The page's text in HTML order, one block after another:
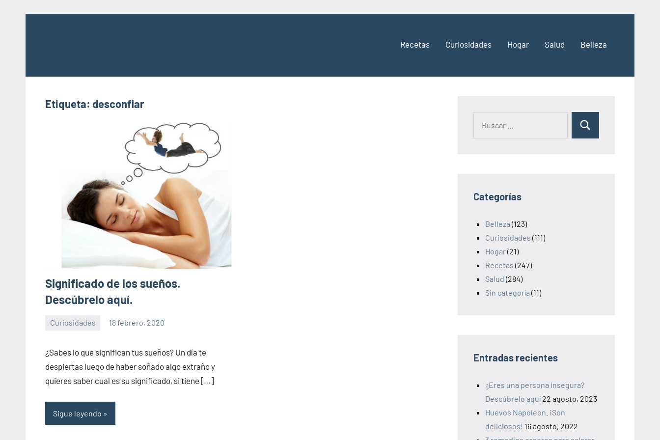
Recetas Curiosidades Hogar Salud Belleza
Etiqueta: desconfiar
Significado de los sueños.
Descúbrelo aquí.
Curiosidades 18 febrero, 2020
la
salud
comentarios
¿Sabes lo que significan tus sueños? Un día te
despiertas luego de haber soñado algo extraño y
quieres saber cual es su significado, si tiene […]
Sigue leyendo
Categorías
Belleza (123)
Curiosidades (111)
Hogar(21)
Recetas (247)
Salud (284)
Sin categoría (11)
Entradas recientes
¿Eres una persona insegura?
Descúbrelo aquí 22 agosto, 2023
Huevos Napoleon. ¡Son
deliciosos! 16 agosto, 2022